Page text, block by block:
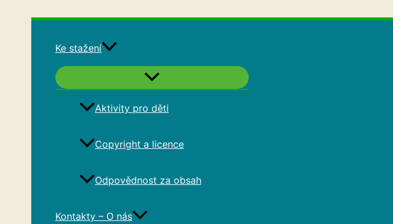
Ke stažení
Aktivity pro děti
Copyright a licence
Odpovědnost za obsah
Kontakty – O nás